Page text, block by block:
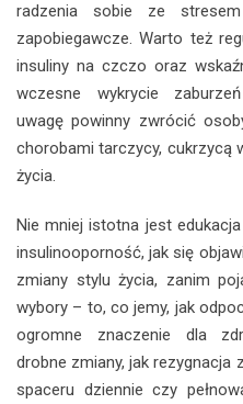
radzenia sobie ze
zapobiegawcze. Warto też
insuliny na czczo oraz
wczesne wykrycie
uwagę powinny zwrócić
chorobami tarczycy, cukrzycą
życia.
Nie mniej istotna jest
insulinooporność, jak się
zmiany stylu życia, zanim
wybory – to, co jemy, jak
ogromne znaczenie dla
drobne zmiany, jak rezygnacja
spaceru dziennie czy